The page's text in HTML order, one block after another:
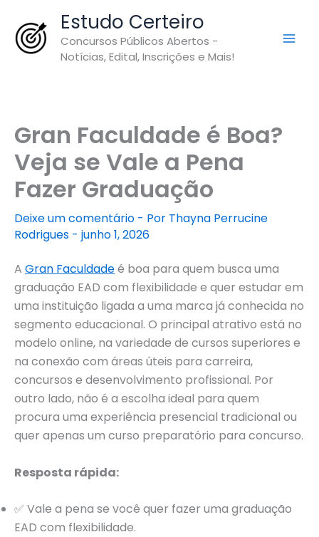
para
Estudo Certeiro
Concursos Públicos Abertos -
Notícias, Edital, Inscrições e Mais!
Gran Faculdade é Boa?
Veja se Vale a Pena
Fazer Graduação
Deixe um comentário - Por Thayna Perrucine
Rodrigues - junho 1, 2026
A Gran Faculdadeé boa para quem busca uma
graduação EAD com flexibilidade e quer estudar em
uma instituição ligada a uma marca já conhecida no
segmento educacional. O principal atrativo está no
modelo online, na variedade de cursos superiores e
na conexão com áreas úteis para carreira,
concursos e desenvolvimento profissional. Por
outro lado, não é a escolha ideal para quem
procura uma experiência presencial tradicional ou
quer apenas um curso preparatório para concurso.
Resposta rápida:
✅ Vale a pena se você quer fazer uma graduação
EAD com flexibilidade.